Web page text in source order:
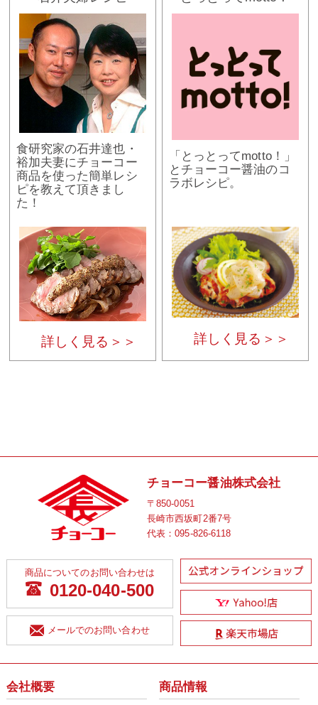
食研究家の石井達也・
裕加夫妻にチョーコー
商品を使った簡単レシ
ピを教えて頂きまし
た！
詳しく見る＞＞
「とっとってmotto！」
とチョーコー醤油のコ
ラボレシピ。
詳しく見る＞＞
チョーコー醤油株式会社
〒850-0051
長崎市西坂町2番7号
代表：095-826-6118
商品についてのお問い合わせは
0120-040-500
メールでのお問い合わせ
会社概要 商品情報